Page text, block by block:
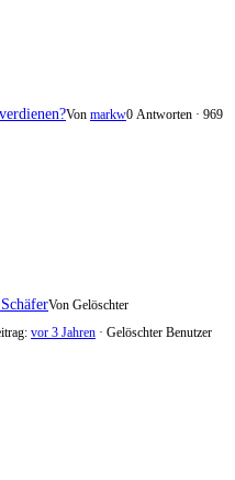
Von markw0 Antworten · 969
Von Gelöschter
vor 3 Jahren · Gelöschter Benutzer